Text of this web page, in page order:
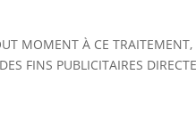
MOMENT À CE
FINS PUBLICITAIRES